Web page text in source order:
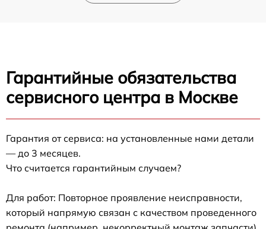
Гарантийные обязательства
сервисного центра в Москве
Гарантия от сервиса: на установленные нами детали
— до 3 месяцев.
Что считается гарантийным случаем?
Для работ: Повторное проявление неисправности,
который напрямую связан с качеством проведенного